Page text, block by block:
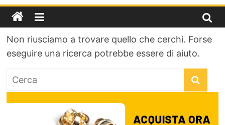
libera
liberi
Non riusciamo a trovare quello che cerchi. Forse
eseguire una ricerca potrebbe essere di aiuto.